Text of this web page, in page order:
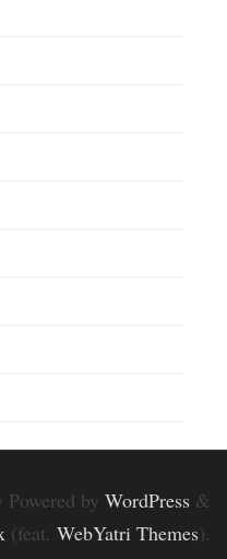
by WordPress &
(feat. WebYatri Themes).